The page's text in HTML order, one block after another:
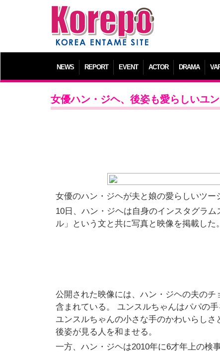
NEWS REPORT EVENT ACTOR DRAMA
女優ハン・ジヘ、後姿も愛らしいユ
女優のハン・ジヘが夫と娘の愛らしいツー
10日、ハン・ジヘは自身のインスタグラ
ル」という文と共に写真と映像を掲載した。
公開された映像には、ハン・ジヘの夫の
含まれている。 ユンスルちゃんはパパの
ユンスルちゃんの小さな手のかわいらし
後姿が見る人を和ませる。
一方、ハン・ジヘは2010年に6才年上の検